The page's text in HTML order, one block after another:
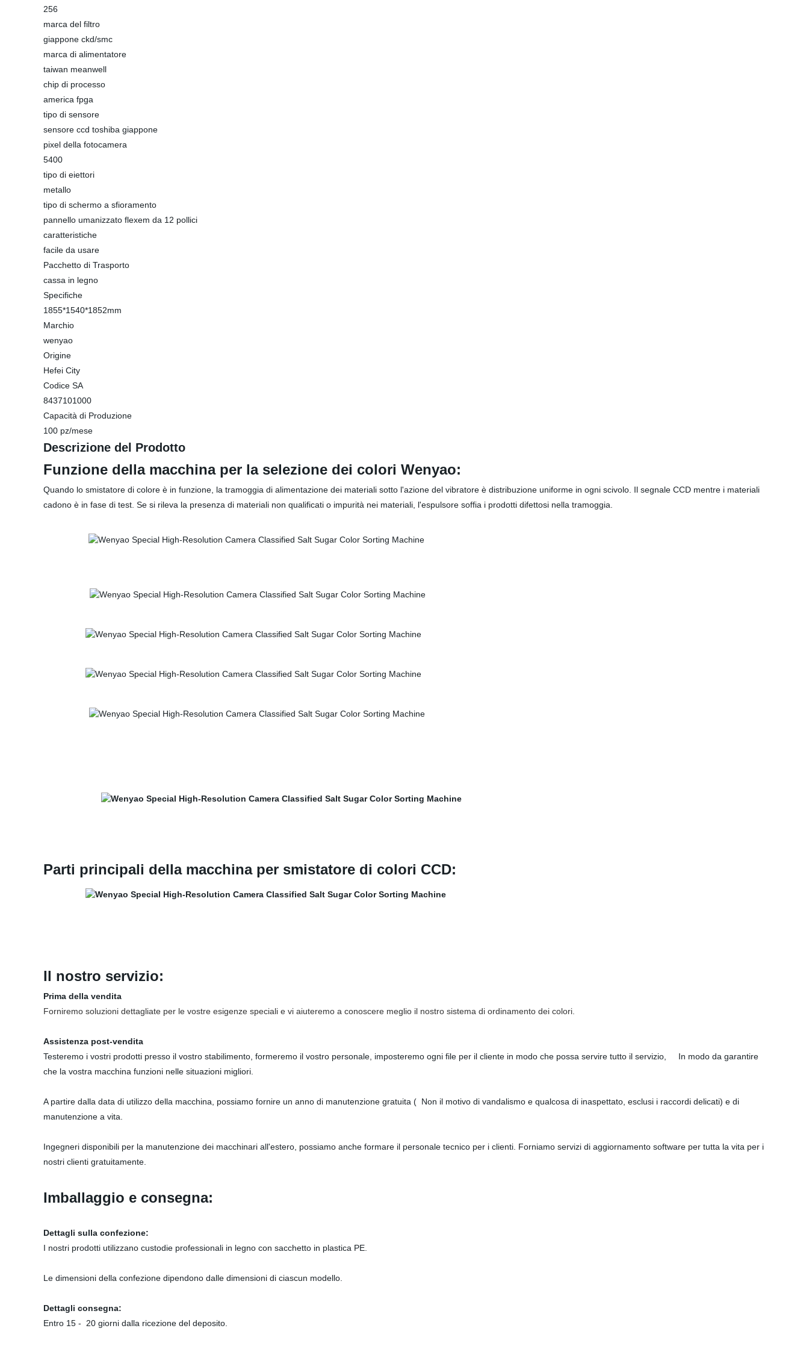
256
marca del filtro
giappone ckd/smc
marca di alimentatore
taiwan meanwell
chip di processo
america fpga
tipo di sensore
sensore ccd toshiba giappone
pixel della fotocamera
5400
tipo di eiettori
metallo
tipo di schermo a sfioramento
pannello umanizzato flexem da 12 pollici
caratteristiche
facile da usare
Pacchetto di Trasporto
cassa in legno
Specifiche
1855*1540*1852mm
Marchio
wenyao
Origine
Hefei City
Codice SA
8437101000
Capacità di Produzione
100 pz/mese
Descrizione del Prodotto
Funzione della macchina per la selezione dei colori Wenyao:
Quando lo smistatore di colore è in funzione, la tramoggia di alimentazione dei materiali sotto l'azione del vibratore è distribuzione uniforme in ogni scivolo. Il segnale CCD mentre i materiali
cadono è in fase di test. Se si rileva la presenza di materiali non qualificati o impurità nei materiali, l'espulsore soffia i prodotti difettosi nella tramoggia.
Parti principali della macchina per smistatore di colori CCD:
Il nostro servizio:
Prima della vendita
Forniremo soluzioni dettagliate per le vostre esigenze speciali e vi aiuteremo a conoscere meglio il nostro sistema di ordinamento dei colori.
Assistenza post-vendita
Testeremo i vostri prodotti presso il vostro stabilimento, formeremo il vostro personale, imposteremo ogni file per il cliente in modo che possa servire tutto il servizio, In modo da garantire
che la vostra macchina funzioni nelle situazioni migliori.
A partire dalla data di utilizzo della macchina, possiamo fornire un anno di manutenzione gratuita ( Non il motivo di vandalismo e qualcosa di inaspettato, esclusi i raccordi delicati) e di
manutenzione a vita.
Ingegneri disponibili per la manutenzione dei macchinari all'estero, possiamo anche formare il personale tecnico per i clienti. Forniamo servizi di aggiornamento software per tutta la vita per i
nostri clienti gratuitamente.
Imballaggio e consegna:
Dettagli sulla confezione:
I nostri prodotti utilizzano custodie professionali in legno con sacchetto in plastica PE.
Le dimensioni della confezione dipendono dalle dimensioni di ciascun modello.
Dettagli consegna:
Entro 15 - 20 giorni dalla ricezione del deposito.